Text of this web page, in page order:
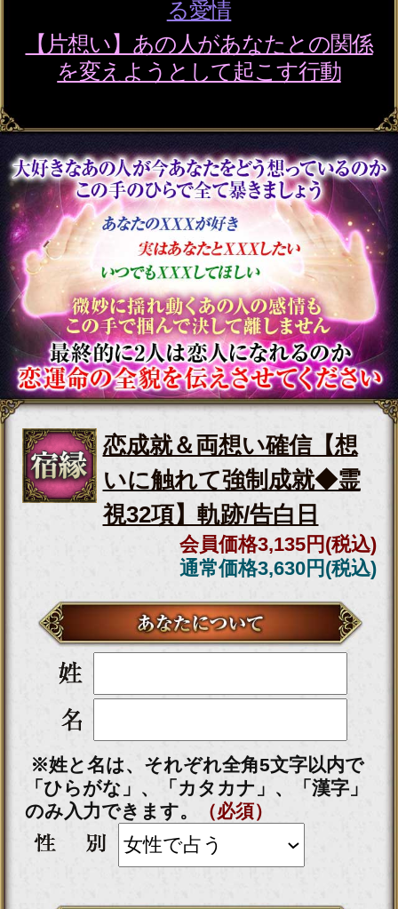
を深めたい【あの人の生
声を暴露】愛欲/性嗜好
会員価格2,255円(税込)
通常価格
いから卒業【訳アリ恋脱
却霊視】2人の脈/絆
会員価格1,595円(税込)
通常価格1,760円(税込)
本気で復縁を望む方へ【2
人の愛再燃叶う】強制ヨ
リ戻し霊視◆全軌跡
会員価格1,760円(税込)
通常価格1,980円(税込)
何が何でも欲しい愛【苦
境不倫の成就霊視◆22
項】あの人の覚悟/顛末
会員価格2,640円(税込)
通常価格2,970円(税込)
『え、私何かした？』冷
たい態度/反応薄いあの人
◆想い＆恋真意霊視
会員価格1,265円(税込)
通常価格1,430円(税込)
霊力桁外れ※運命を操る
【あなたの人生掌握霊視
会員価格2,915円(税込)